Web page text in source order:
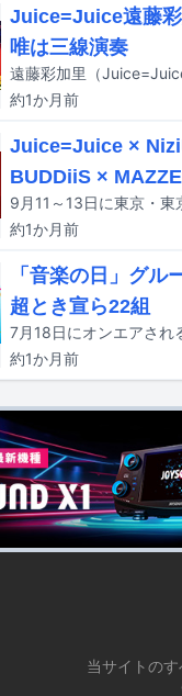
Juice=Juice遠藤
唯は三線演奏
約1か月前
Juice=Juice ×
BUDDiiS ×
約1か月前
「音楽の日」グル
超とき宣ら22組
約1か月前
当サイトの